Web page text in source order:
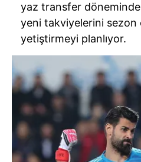
yaz transfer döneminde
yeni takviyelerini sezon
yetiştirmeyi planlıyor.